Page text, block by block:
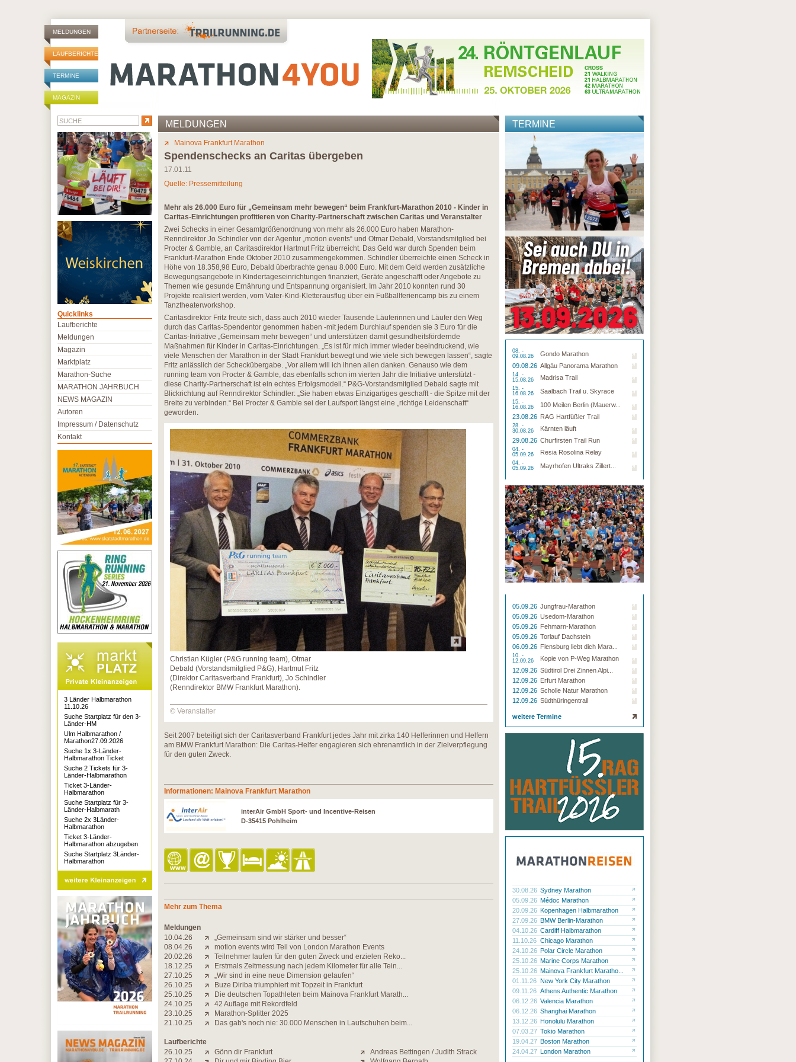
MELDUNGEN
LAUFBERICHTE
TERMINE
MAGAZIN
MELDUNGEN
Mainova Frankfurt Marathon
Spendenschecks an Caritas übergeben
17.01.11
Quelle: Pressemitteilung
Mehr als 26.000 Euro für „Gemeinsam mehr bewegen“ beim Frankfurt-Marathon 2010 - Kinder in
Caritas-Einrichtungen profitieren von Charity-Partnerschaft zwischen Caritas und Veranstalter
Zwei Schecks in einer Gesamtgrößenordnung von mehr als 26.000 Euro haben Marathon-
Renndirektor Jo Schindler von der Agentur „motion events“ und Otmar Debald, Vorstandsmitglied bei
Procter & Gamble, an Caritasdirektor Hartmut Fritz überreicht. Das Geld war durch Spenden beim
Frankfurt-Marathon Ende Oktober 2010 zusammengekommen. Schindler überreichte einen Scheck in
Höhe von 18.358,98 Euro, Debald überbrachte genau 8.000 Euro. Mit dem Geld werden zusätzliche
Bewegungsangebote in Kindertageseinrichtungen finanziert, Geräte angeschafft oder Angebote zu
Themen wie gesunde Ernährung und Entspannung organisiert. Im Jahr 2010 konnten rund 30
Projekte realisiert werden, vom Vater-Kind-Kletterausflug über ein Fußballferiencamp bis zu einem
Tanztheaterworkshop.
Caritasdirektor Fritz freute sich, dass auch 2010 wieder Tausende Läuferinnen und Läufer den Weg
durch das Caritas-Spendentor genommen haben -mit jedem Durchlauf spenden sie 3 Euro für die
Caritas-Initiative „Gemeinsam mehr bewegen“ und unterstützen damit gesundheitsfördernde
Maßnahmen für Kinder in Caritas-Einrichtungen. „Es ist für mich immer wieder beeindruckend, wie
viele Menschen der Marathon in der Stadt Frankfurt bewegt und wie viele sich bewegen lassen“, sagte
Fritz anlässlich der Scheckübergabe. „Vor allem will ich ihnen allen danken. Genauso wie dem
running team von Procter & Gamble, das ebenfalls schon im vierten Jahr die Initiative unterstützt -
diese Charity-Partnerschaft ist ein echtes Erfolgsmodell.“ P&G-Vorstandsmitglied Debald sagte mit
Blickrichtung auf Renndirektor Schindler: „Sie haben etwas Einzigartiges geschafft - die Spitze mit der
Breite zu verbinden.“ Bei Procter & Gamble sei der Laufsport längst eine „richtige Leidenschaft“
geworden.
Christian Kügler (P&G running team), Otmar
Debald (Vorstandsmitglied P&G), Hartmut Fritz
(Direktor Caritasverband Frankfurt), Jo Schindler
(Renndirektor BMW Frankfurt Marathon).
© Veranstalter
Seit 2007 beteiligt sich der Caritasverband Frankfurt jedes Jahr mit zirka 140 Helferinnen und Helfern
am BMW Frankfurt Marathon: Die Caritas-Helfer engagieren sich ehrenamtlich in der Zielverpflegung
für den guten Zweck.
Informationen: Mainova Frankfurt Marathon
interAir GmbH Sport- und Incentive-Reisen
D-35415 Pohlheim
Mehr zum Thema
Meldungen
10.04.26
„Gemeinsam sind wir stärker und besser“
08.04.26
motion events wird Teil von London Marathon Events
20.02.26
Teilnehmer laufen für den guten Zweck und erzielen Reko...
18.12.25
Erstmals Zeitmessung nach jedem Kilometer für alle Tein...
27.10.25
„Wir sind in eine neue Dimension gelaufen“
26.10.25
Buze Diriba triumphiert mit Topzeit in Frankfurt
25.10.25
Die deutschen Topathleten beim Mainova Frankfurt Marath...
24.10.25
42 Auflage mit Rekordfeld
23.10.25
Marathon-Splitter 2025
21.10.25
Das gab's noch nie: 30.000 Menschen in Laufschuhen beim...
Laufberichte
26.10.25
Gönn dir Frankfurt
Andreas Bettingen / Judith Strack
TERMINE
08. -
09.08.26
Gondo Marathon
09.08.26 Allgäu Panorama Marathon
14. -
15.08.26
Madrisa Trail
15. -
16.08.26
Saalbach Trail u. Skyrace
15. -
16.08.26
100 Meilen Berlin (Mauerw...
23.08.26 RAG Hartfüßler Trail
28. -
30.08.26
Kärnten läuft
29.08.26 Churfirsten Trail Run
04. -
05.09.26
Resia Rosolina Relay
04. -
05.09.26
Mayrhofen Ultraks Zillert...
05.09.26 Jungfrau-Marathon
05.09.26 Usedom-Marathon
05.09.26 Fehmarn-Marathon
05.09.26 Torlauf Dachstein
06.09.26 Flensburg liebt dich Mara...
10. -
12.09.26
Kopie von P-Weg Marathon
12.09.26 Südtirol Drei Zinnen Alpi...
12.09.26 Erfurt Marathon
12.09.26 Scholle Natur Marathon
12.09.26 Südthüringentrail
weitere Termine
30.08.26 Sydney Marathon
05.09.26 Médoc Marathon
20.09.26 Kopenhagen Halbmarathon
27.09.26 BMW Berlin-Marathon
04.10.26 Cardiff Halbmarathon
11.10.26 Chicago Marathon
24.10.26 Polar Circle Marathon
25.10.26 Marine Corps Marathon
25.10.26 Mainova Frankfurt Maratho...
01.11.26 New York City Marathon
09.11.26 Athens Authentic Marathon
06.12.26 Valencia Marathon
06.12.26 Shanghai Marathon
13.12.26 Honolulu Marathon
07.03.27 Tokio Marathon
19.04.27 Boston Marathon
24.04.27 London Marathon
Quicklinks
Laufberichte
Meldungen
Magazin
Marktplatz
Marathon-Suche
MARATHON JAHRBUCH
NEWS MAGAZIN
Autoren
Impressum / Datenschutz
Kontakt
3 Länder Halbmarathon
11.10.26
Suche Startplatz für den 3-
Länder-HM
Ulm Halbmarathon /
Marathon27.09.2026
Suche 1x 3-Länder-
Halbmarathon Ticket
Suche 2 Tickets für 3-
Länder-Halbmarathon
Ticket 3-Länder-
Halbmarathon
Suche Startplatz für 3-
Länder-Halbmarath
Suche 2x 3Länder-
Halbmarathon
Ticket 3-Länder-
Halbmarathon abzugeben
Suche Startplatz 3Länder-
Halbmarathon